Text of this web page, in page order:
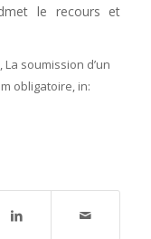
le recours et
, La soumission d’un
obligatoire, in: